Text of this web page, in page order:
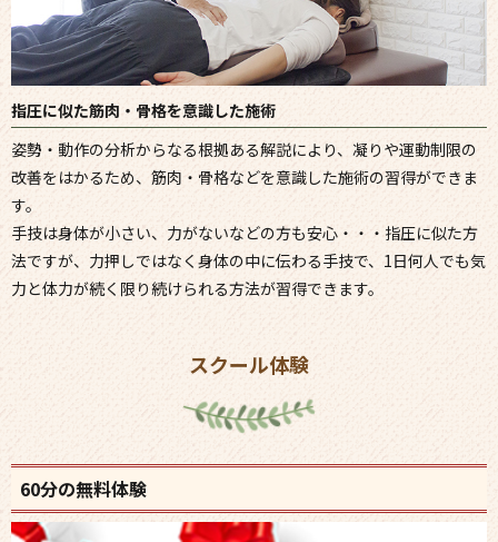
指圧に似た筋肉・骨格を意識した施術
姿勢・動作の分析からなる根拠ある解説により、凝りや運動制限の
改善をはかるため、筋肉・骨格などを意識した施術の習得ができま
す。
手技は身体が小さい、力がないなどの方も安心・・・指圧に似た方
法ですが、力押しではなく身体の中に伝わる手技で、1日何人でも気
力と体力が続く限り続けられる方法が習得できます。
スクール体験
60分の無料体験